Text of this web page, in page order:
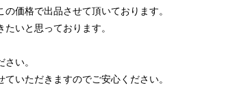
価格で出品させて頂いております。
いと思っております。
い。
いただきますのでご安心ください。